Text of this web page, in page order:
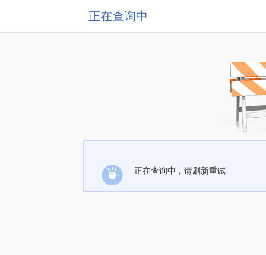
正在查询中
正在查询中，请刷新重试